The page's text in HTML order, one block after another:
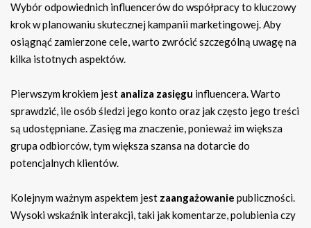
Wybór odpowiednich influencerów do współpracy to kluczowy
krok w planowaniu skutecznej kampanii marketingowej. Aby
osiągnąć zamierzone cele, warto zwrócić szczególną uwagę na
kilka istotnych aspektów.
Pierwszym krokiem jest analiza zasięgu influencera. Warto
sprawdzić, ile osób śledzi jego konto oraz jak często jego treści
są udostępniane. Zasięg ma znaczenie, ponieważ im większa
grupa odbiorców, tym większa szansa na dotarcie do
potencjalnych klientów.
Kolejnym ważnym aspektem jest zaangażowanie publiczności.
Wysoki wskaźnik interakcji, taki jak komentarze, polubienia czy